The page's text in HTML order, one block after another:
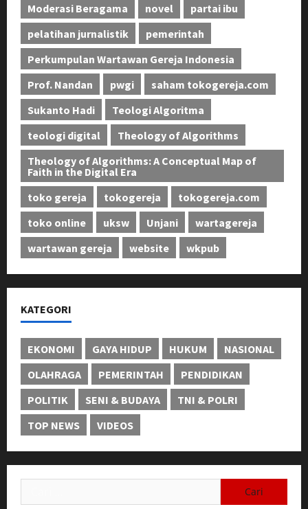
Moderasi Beragama
novel
partai ibu
pelatihan jurnalistik
pemerintah
Perkumpulan Wartawan Gereja Indonesia
Prof. Nandan
pwgi
saham tokogereja.com
Sukanto Hadi
Teologi Algoritma
teologi digital
Theology of Algorithms
Theology of Algorithms: A Conceptual Map of
Faith in the Digital Era
toko gereja
tokogereja
tokogereja.com
toko online
uksw Unjani
wartagereja
wartawan gereja
website wkpub
KATEGORI
EKONOMI GAYA HIDUP HUKUM
NASIONAL
OLAHRAGA
PEMERINTAH
PENDIDIKAN
POLITIK
SENI & BUDAYA
TNI & POLRI
TOP NEWS
VIDEOS
untuk: